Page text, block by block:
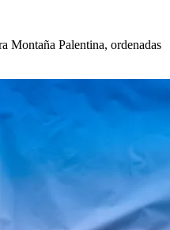
Montaña Palentina, ordenadas